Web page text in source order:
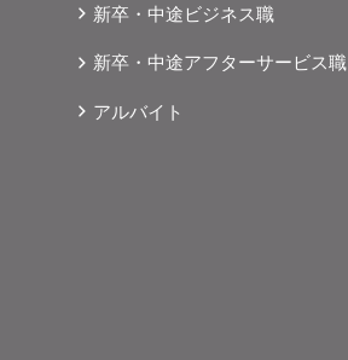
新卒・中途ビジネス職
新卒・中途アフターサービス職
アルバイト